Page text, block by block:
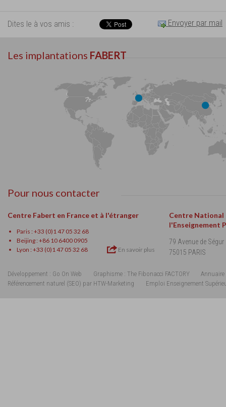
Dites le à vos amis : Envoyer par mail
Les implantations FABERT
Pour nous contacter
Centre Fabert en France et à l'étranger
Paris : +33 (0)1 47 05 32 68
Beijing : +86 10 6400 0905
Lyon : +33 (0)1 47 05 32 68
En savoir plus
Centre National
l'Enseignement
79 Avenue de Ségur
75015 PARIS
Développement : Go On Web Graphisme : The Fibonacci FACTORY
Annuaire
Référencement naturel (SEO) par HTW-Marketing
Emploi Enseignement